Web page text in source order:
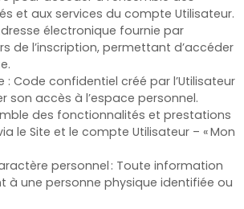
et aux services du compte Utilisateur.
électronique fournie par
de l’inscription, permettant d’accéder
: Code confidentiel créé par l’Utilisateur
son accès à l’espace personnel.
des fonctionnalités et prestations
le Site et le compte Utilisateur – « Mon
personnel : Toute information
à une personne physique identifiée ou